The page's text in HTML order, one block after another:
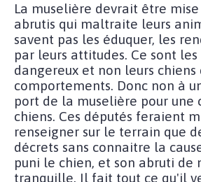
La muselière devrait être
abrutis qui maltraite leurs
savent pas les éduquer, les
par leurs attitudes. Ce sont
dangereux et non leurs chiens
comportements. Donc non à
port de la muselière pour une
chiens. Ces députés feraient
renseigner sur le terrain que
décrets sans connaitre la
puni le chien, et son abruti de
tranquille. Il fait tout ce qu'il